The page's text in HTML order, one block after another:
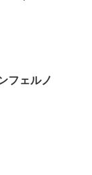
フェルノ